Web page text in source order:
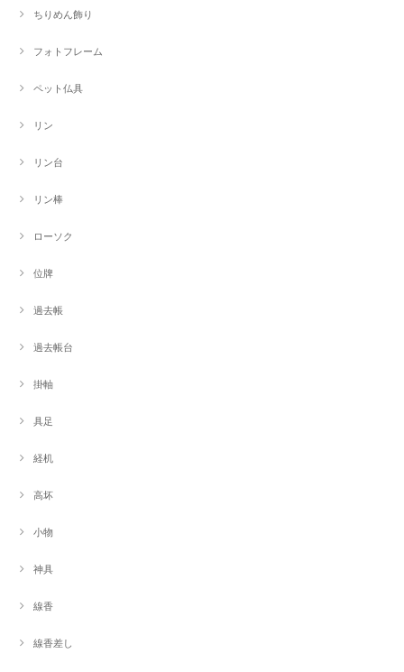
ちりめん飾り
フォトフレーム
ペット仏具
リン
リン台
リン棒
ローソク
位牌
過去帳
過去帳台
掛軸
具足
経机
高坏
小物
神具
線香
線香差し